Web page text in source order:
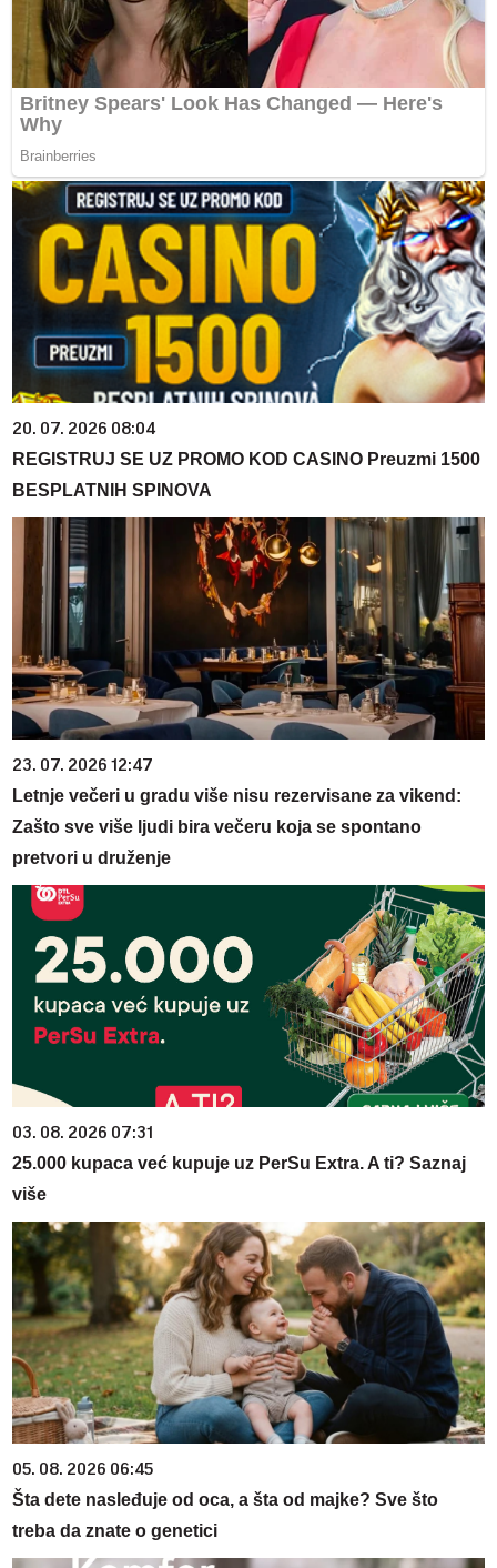
20. 07. 2026 08:04
REGISTRUJ SE UZ PROMO KOD CASINO Preuzmi 1500
BESPLATNIH SPINOVA
23. 07. 2026 12:47
Letnje večeri u gradu više nisu rezervisane za vikend:
Zašto sve više ljudi bira večeru koja se spontano
pretvori u druženje
03. 08. 2026 07:31
25.000 kupaca već kupuje uz PerSu Extra. A ti? Saznaj
više
05. 08. 2026 06:45
Šta dete nasleđuje od oca, a šta od majke? Sve što
treba da znate o genetici